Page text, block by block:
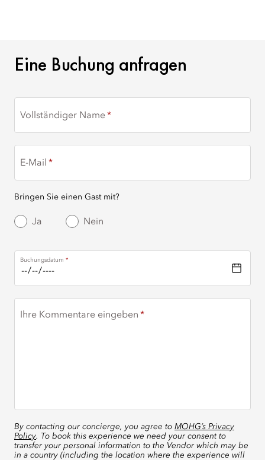
EINE BUCHUNG
Eine Buchung anfragen
Vollständiger Name
E-Mail
Bringen Sie einen Gast mit?
Ja Nein
Buchungsdatum
Ihre Kommentare eingeben
By contacting our concierge, you agree to MOHG’s Privacy
Policy. To book this experience we need your consent to
transfer your personal information to the Vendor which may be
in a country (including the location where the experience will